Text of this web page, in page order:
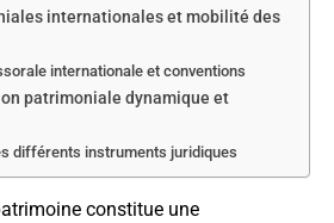
internationales et mobilité des
internationale et conventions
patrimoniale dynamique et
différents instruments juridiques
constitue une